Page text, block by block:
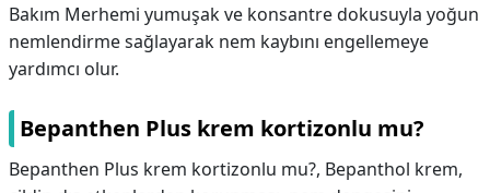
Bakım Merhemi yumuşak ve konsantre dokusuyla yoğun
nemlendirme sağlayarak nem kaybını engellemeye
yardımcı olur.
Bepanthen Plus krem kortizonlu mu?
Bepanthen Plus krem kortizonlu mu?, Bepanthol krem,